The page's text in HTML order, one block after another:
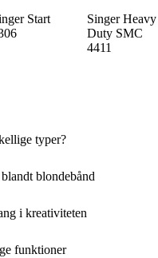
Start
Singer Heavy
Duty SMC
4411
typer?
blondebånd
i kreativiteten
funktioner